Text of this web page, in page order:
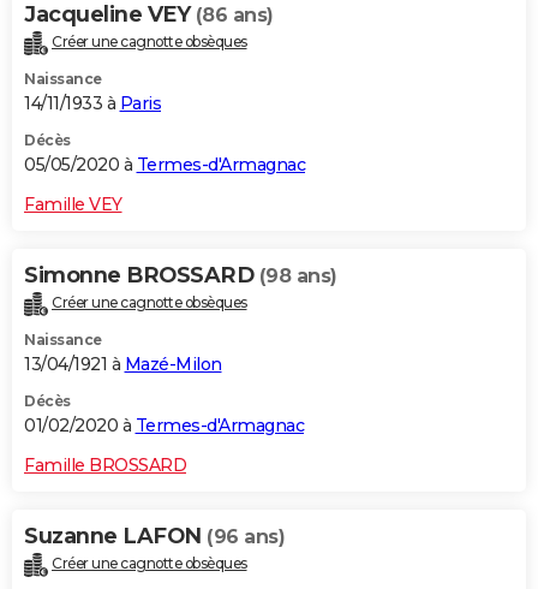
Jacqueline VEY (86 ans)
Créer une cagnotte obsèques
Naissance
14/11/1933 à Paris
Décès
05/05/2020 à Termes-d'Armagnac
Famille VEY
Simonne BROSSARD (98 ans)
Créer une cagnotte obsèques
Naissance
13/04/1921 à Mazé-Milon
Décès
01/02/2020 à Termes-d'Armagnac
Famille BROSSARD
Suzanne LAFON (96 ans)
Créer une cagnotte obsèques